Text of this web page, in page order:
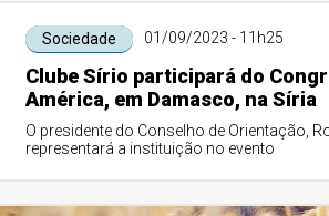
Sociedade 01/09/2023 - 11h25
Clube Sírio participará do
América, em Damasco, na Síria
O presidente do Conselho de Orientação,
representará a instituição no evento